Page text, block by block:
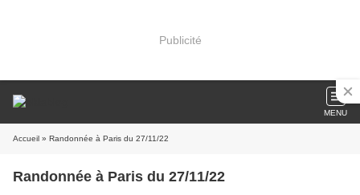
Publicité
MENU
Accueil » Randonnée à Paris du 27/11/22
Randonnée à Paris du 27/11/22